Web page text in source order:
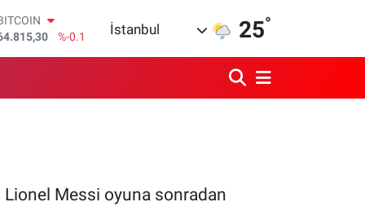
%0.18
%0.38
%-0.1
İstanbul 25°
Lionel Messi oyuna sonradan